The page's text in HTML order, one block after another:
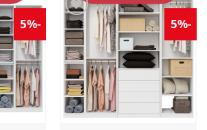
-5%
שמור
מוצר
במועדפים
-5%